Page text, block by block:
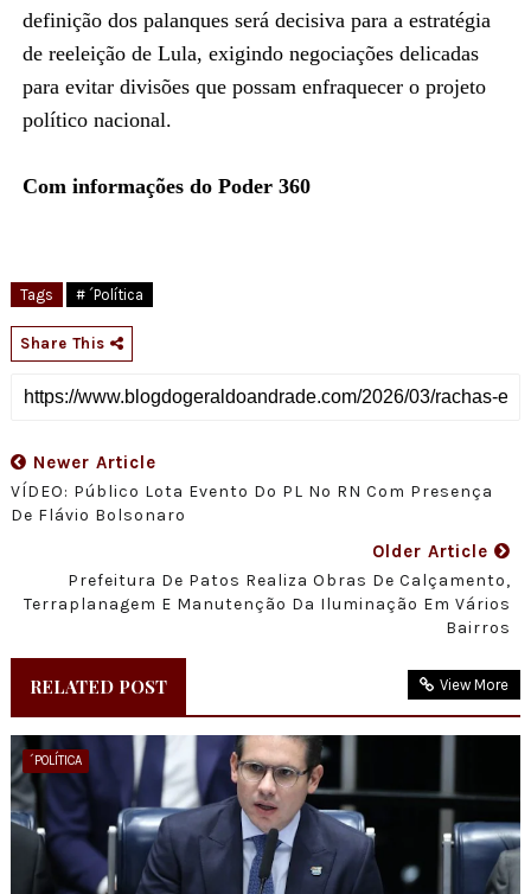
definição dos palanques será decisiva para a estratégia
de reeleição de Lula, exigindo negociações delicadas
para evitar divisões que possam enfraquecer o projeto
político nacional.
Com informações do Poder 360
Tags # ´Política
Share This
Newer Article
VÍDEO: Público Lota Evento Do PL No RN Com Presença
De Flávio Bolsonaro
Older Article
Prefeitura De Patos Realiza Obras De Calçamento,
Terraplanagem E Manutenção Da Iluminação Em Vários
Bairros
RELATED POST View More
´POLÍTICA